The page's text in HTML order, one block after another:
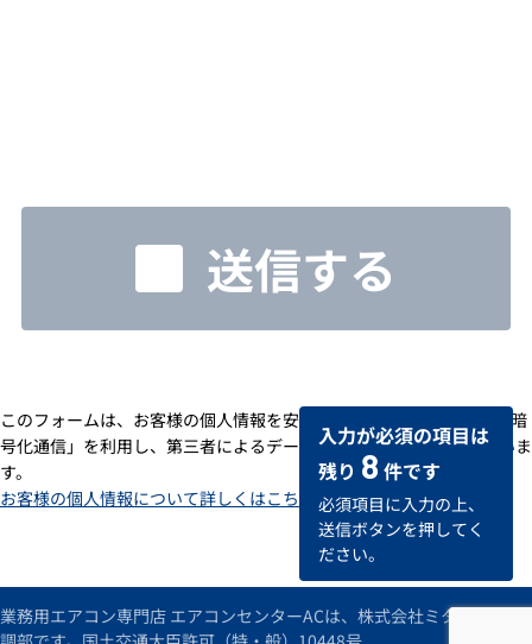
送信する
このフォームは、お客様の個人情報を安全に送受信するための「SSL暗
号化通信」を利用し、第三者によるデータの改ざんや盗用を防いでいま
す。
お客様の個人情報について詳しくはこちら
入力が必須の項目は
残り 8 件です
必須項目に入力の上、
送信ボタンを押してく
ださい。
業務用エアコン専門店 エアコンセンターACは、株式会社ミタデンの空